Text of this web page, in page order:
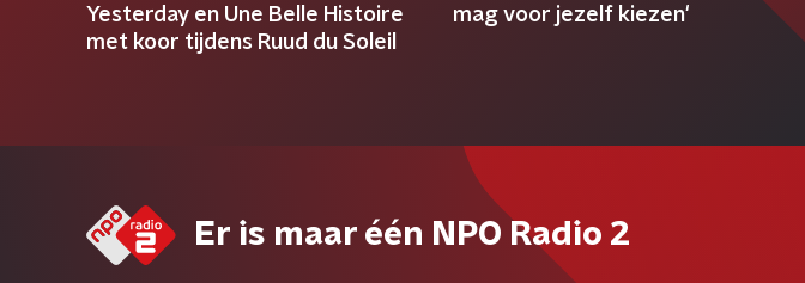
Yesterday en Une Belle Histoire
met koor tijdens Ruud du Soleil
mag voor jezelf kiezen'
Er is maar één NPO Radio 2